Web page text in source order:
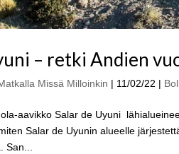
– retki Andien
Missä Milloinkin | 11/02/22 |
aavikko Salar de Uyuni
Salar de Uyunin alueelle
San...